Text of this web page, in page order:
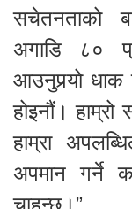
सचेतनताको
अगाडि ८०
आउनुपर्‍यो
होइनौं। हाम्रो
हाम्रा
अपमान गर्ने
चाहन्छु।”